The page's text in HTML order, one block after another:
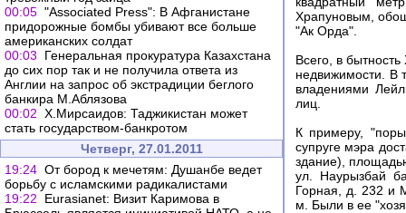
00:05 "Associated Press": В Афганистане
придорожные бомбы убивают все больше
американских солдат
00:03
Генеральная прокуратура Казахстана
до сих пор так и не получила ответа из
Англии на запрос об экстрадиции беглого
банкира М.Аблязова
00:02 Х.Мирсаидов: Таджикистан может
стать государством-банкротом
Четверг, 27.01.2011
19:24 От бород к мечетям: Душанбе ведет
борьбу с исламскими радикалистами
19:22
Eurasianet: Визит Каримова в
Храпуновым,
"Ак Орда".
Всего, в
недвижимости. В
владениями
лиц.
К примеру,
супруге мэра
здание),
ул. Наурызбай
Горная, д. 232 и
м. Были в ее